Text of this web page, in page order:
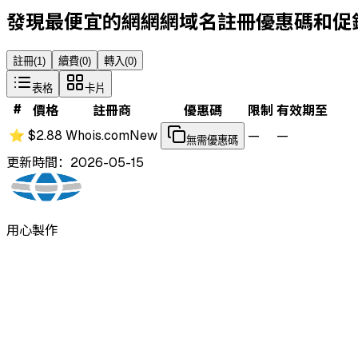
發現最便宜的網網網域名註冊優惠碼和促
註冊(1) 續費(0) 轉入(0)
表格 卡片
# 價格 註冊商 優惠碼 限制 有效期至
⭐ $2.88 Whois.comNew 無需優惠碼 —
—
更新時間：2026-05-15
用心製作